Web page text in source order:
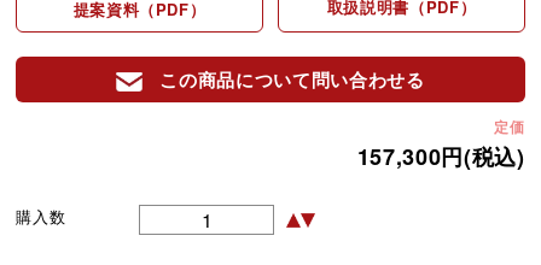
提案資料（PDF） 取扱説明書（PDF）
この商品について問い合わせる
定価
157,300円(税込)
購入数